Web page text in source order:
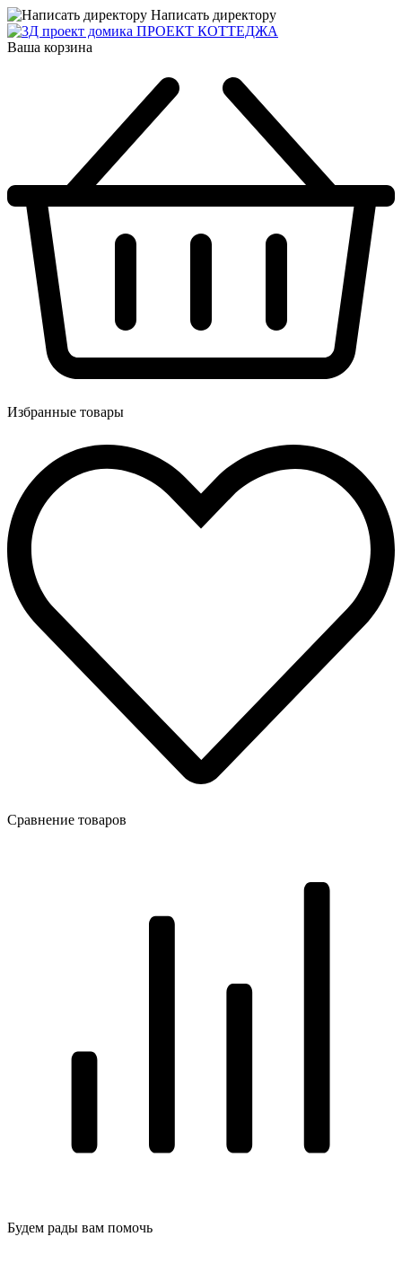
Написать директору
ПРОЕКТ КОТТЕДЖА
Ваша корзина
Избранные товары
Сравнение товаров
Будем рады вам помочь